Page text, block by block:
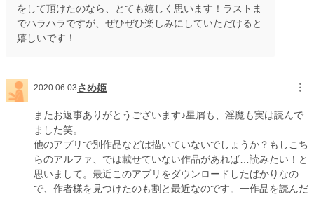
をして頂けたのなら、とても嬉しく思います！ラストま
でハラハラですが、ぜひぜひ楽しみにしていただけると
嬉しいです！
2020.06.03さめ姫 ︙
またお返事ありがとうございます♪星屑も、淫魔も実は読んで
ました笑。
他のアプリで別作品などは描いていないでしょうか？もしこち
らのアルファ、では載せていない作品があれば…読みたい！と
思いまして。最近このアプリをダウンロードしたばかりなの
で、作者様を見つけたのも割と最近なのです。一作品を読んだ